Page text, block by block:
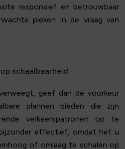
responsief en betrouwbaar
pieken in de vraag van
schaalbaarheid
geef dan de voorkeur
plannen bieden die zijn
verkeerspatronen op te
effectief, omdat het u
of omlaag te schalen op